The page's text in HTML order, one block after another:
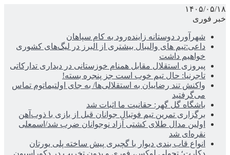
۱۴۰۵/۰۵/۱۸
خبر فوری
شهرآورد دوستانه زاینده‌رود به کام سپاهان
داعی:تیم های والیبال بیشتری از البرز در لیگ‌های کشوری
خواهیم داشت
پیروزی استقلال مقابل همنام خوزستانی در دیداری تدارکاتی
تاجرنیا: حال تیم خوب است جز پنجره بسته!
واکنش تند رضاییان به استقلالی‌ها/ به جای اولتیماتوم تماس
می‌گرفتید
باشگاه گل گهر: حقانیت ما اثبات شد
برگزاری تمرین تیم فوتبال جوانان قبل از بازی با ذوب‌آهن
اولین مدال طلای کشتی آزاد نوجوانان ضرب شد/اسمعلی
نقره‌ای شد
انواع قاب بندی دیوار با گچبری پیش ساخته پلی یورتان
دکارت؛ تحولی لوکس، فوری و بدون تخریب در دکوراسیون